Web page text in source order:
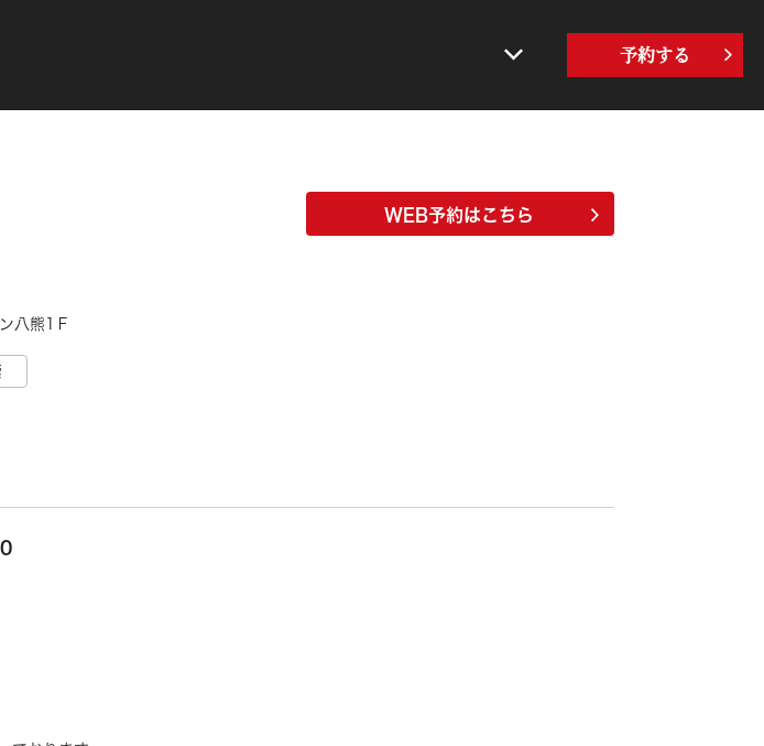
予約する
八熊1Ｆ
WEB予約はこちら